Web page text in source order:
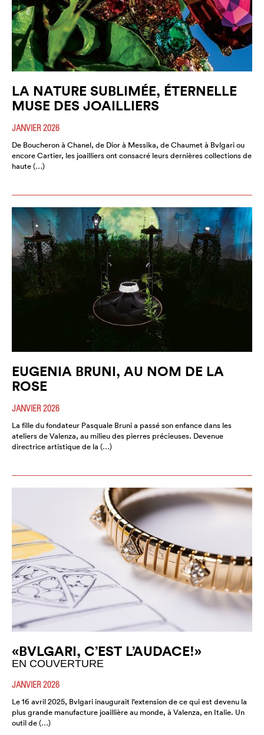
LA NATURE SUBLIMÉE, ÉTERNELLE
MUSE DES JOAILLIERS
JANVIER 2026
De Boucheron à Chanel, de Dior à Messika, de Chaumet à Bvlgari ou
encore Cartier, les joailliers ont consacré leurs dernières collections de
haute (…)
EUGENIA BRUNI, AU NOM DE LA
ROSE
JANVIER 2026
La fille du fondateur Pasquale Bruni a passé son enfance dans les
ateliers de Valenza, au milieu des pierres précieuses. Devenue
directrice artistique de la (…)
«BVLGARI, C’EST L’AUDACE!»
EN COUVERTURE
JANVIER 2026
Le 16 avril 2025, Bvlgari inaugurait l’extension de ce qui est devenu la
plus grande manufacture joaillière au monde, à Valenza, en Italie. Un
outil de (…)